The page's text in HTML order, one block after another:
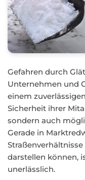
Gefahren durch
Unternehmen und
einem
Sicherheit ihrer
sondern auch
Gerade in
darstellen können,
unerlässlich.